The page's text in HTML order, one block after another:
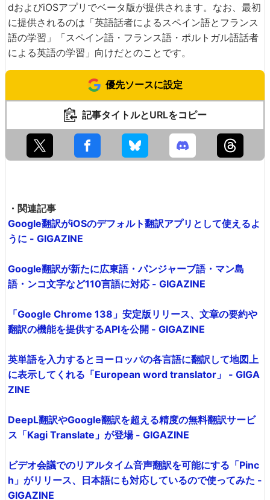
dおよびiOSアプリでベータ版が提供されます。なお、最初
に提供されるのは「英語話者によるスペイン語とフランス
語の学習」「スペイン語・フランス語・ポルトガル語話者
による英語の学習」向けだとのことです。
優先ソースに設定
記事タイトルとURLをコピー
・関連記事
Google翻訳がiOSのデフォルト翻訳アプリとして使えるよ
うに - GIGAZINE
Google翻訳が新たに広東語・パンジャーブ語・マン島
語・ンコ文字など110言語に対応 - GIGAZINE
「Google Chrome 138」安定版リリース、文章の要約や
翻訳の機能を提供するAPIを公開 - GIGAZINE
英単語を入力するとヨーロッパの各言語に翻訳して地図上
に表示してくれる「European word translator」 - GIGA
ZINE
DeepL翻訳やGoogle翻訳を超える精度の無料翻訳サービ
ス「Kagi Translate」が登場 - GIGAZINE
ビデオ会議でのリアルタイム音声翻訳を可能にする「Pinc
h」がリリース、日本語にも対応しているので使ってみた -
GIGAZINE